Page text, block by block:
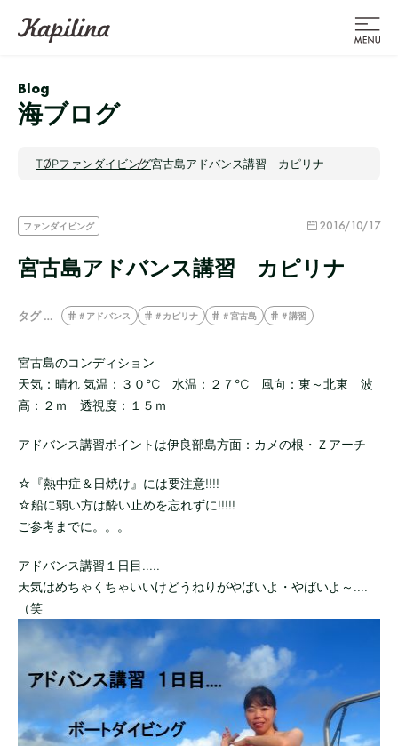
Blog
海ブログ
TOPファンダイビング宮古島アドバンス講習 カピリナ
ファンダイビング 2016/10/17
宮古島アドバンス講習 カピリナ
タグ … ＃アドバンス ＃カピリナ ＃宮古島 ＃講習
宮古島のコンディション
天気：晴れ 気温：３０℃ 水温：２７℃ 風向：東～北東 波
高：２ｍ 透視度：１５ｍ
アドバンス講習ポイントは伊良部島方面：カメの根・Ｚアーチ
☆『熱中症＆日焼け』には要注意!!!!
☆船に弱い方は酔い止めを忘れずに!!!!!
ご参考までに。。。
アドバンス講習１日目.....
天気はめちゃくちゃいいけどうねりがやばいよ・やばいよ～....
（笑